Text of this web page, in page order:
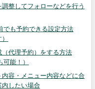
整してフォローなどを行う
でも予約できる設定方法
代理予約）をする方法
能！）
容・メニュー内容などに合
内したい場合